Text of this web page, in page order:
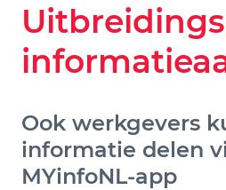
Ook werkgevers
informatie delen
MYinfoNL-app